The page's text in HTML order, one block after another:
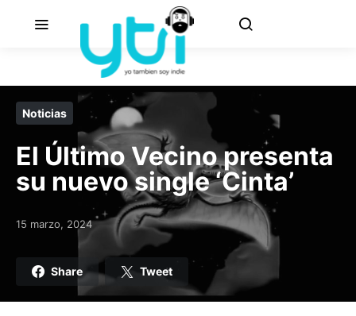
Noticias
El Último Vecino presenta
su nuevo single ‘Cinta’
Posted on
15 marzo, 2024
Share Tweet